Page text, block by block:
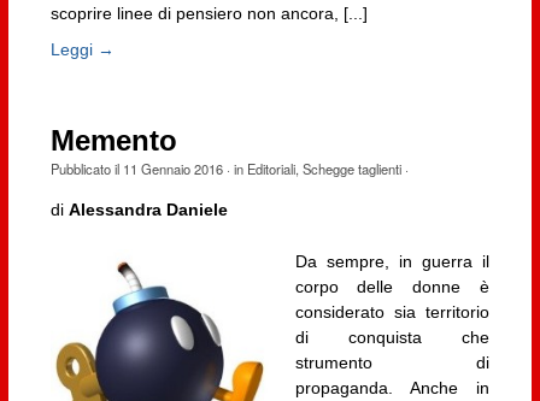
scoprire linee di pensiero non ancora, [...]
Leggi →
Memento
Pubblicato il 11 Gennaio 2016· in Editoriali,Schegge taglienti·
di Alessandra Daniele
Da sempre, in guerra il
corpo delle donne è
considerato sia territorio
di conquista che
strumento di
propaganda. Anche in